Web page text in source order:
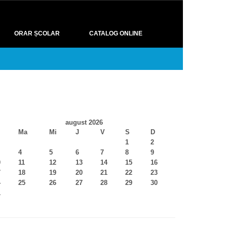
ORAR ȘCOLAR CATALOG ONLINE
august 2026
Ma
Mi J V S
D
1
2
4
5 6 7 8
9
11 12 13 14 15
16
18 19 20 21 22
23
25 26 27 28 29
30